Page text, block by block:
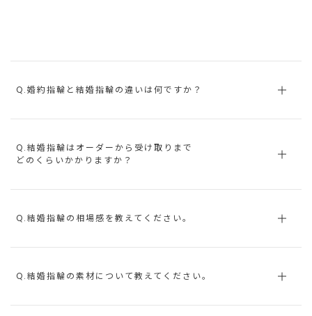
Q.婚約指輪と結婚指輪の違いは何ですか？
Q.結婚指輪はオーダーから受け取りまで
どのくらいかかりますか？
Q.結婚指輪の相場感を教えてください。
Q.結婚指輪の素材について教えてください。